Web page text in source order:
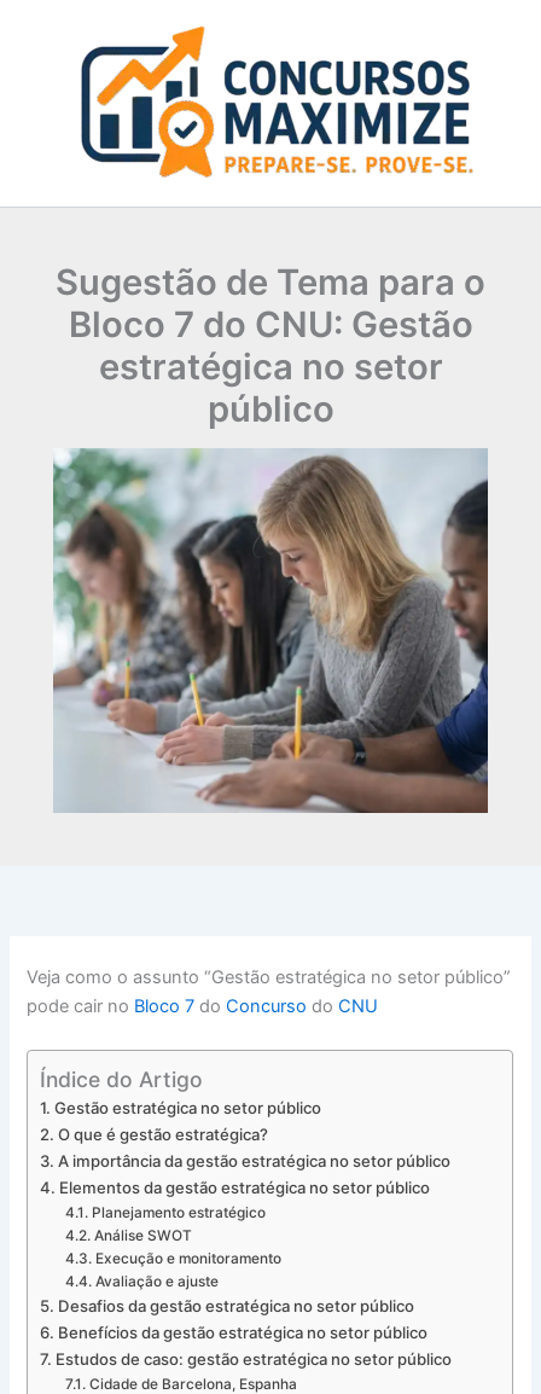
Sugestão de Tema para o
Bloco 7 do CNU: Gestão
estratégica no setor
público
Veja como o assunto “Gestão estratégica no setor público”
pode cair no Bloco 7 doConcurso doCNU
Índice do Artigo
Gestão estratégica no setor público
O que é gestão estratégica?
A importância da gestão estratégica no setor público
Elementos da gestão estratégica no setor público
Planejamento estratégico
Análise SWOT
Execução e monitoramento
Avaliação e ajuste
Desafios da gestão estratégica no setor público
Benefícios da gestão estratégica no setor público
Estudos de caso: gestão estratégica no setor público
Cidade de Barcelona, Espanha